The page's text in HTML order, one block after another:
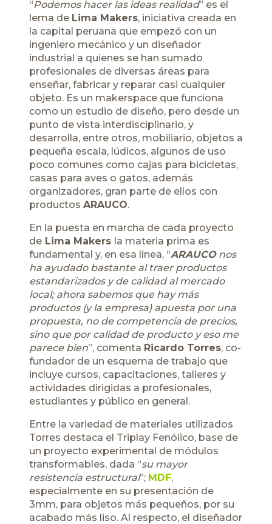
“Podemos hacer las ideas realidad” es el
lema de Lima Makers, iniciativa creada en
la capital peruana que empezó con un
ingeniero mecánico y un diseñador
industrial a quienes se han sumado
profesionales de diversas áreas para
enseñar, fabricar y reparar casi cualquier
objeto. Es un makerspace que funciona
como un estudio de diseño, pero desde un
punto de vista interdisciplinario, y
desarrolla, entre otros, mobiliario, objetos a
pequeña escala, lúdicos, algunos de uso
poco comunes como cajas para bicicletas,
casas para aves o gatos, además
organizadores, gran parte de ellos con
productos ARAUCO.
En la puesta en marcha de cada proyecto
de Lima Makers la materia prima es
fundamental y, en esa línea, “ARAUCOnos
ha ayudado bastante al traer productos
estandarizados y de calidad al mercado
local; ahora sabemos que hay más
productos (y la empresa) apuesta por una
propuesta, no de competencia de precios,
sino que por calidad de producto y eso me
parece bien”, comenta Ricardo Torres, co-
fundador de un esquema de trabajo que
incluye cursos, capacitaciones, talleres y
actividades dirigidas a profesionales,
estudiantes y público en general.
Entre la variedad de materiales utilizados
Torres destaca el Triplay Fenólico, base de
un proyecto experimental de módulos
transformables, dada “su mayor
resistencia estructural”; MDF,
especialmente en su presentación de
3mm, para objetos más pequeños, por su
acabado más liso. Al respecto, el diseñador